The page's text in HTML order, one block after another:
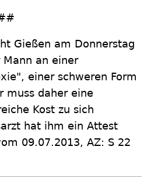
Gießen am Donnerstag
an einer
einer schweren Form
muss daher eine
Kost zu sich
hat ihm ein Attest
09.07.2013, AZ: S 22